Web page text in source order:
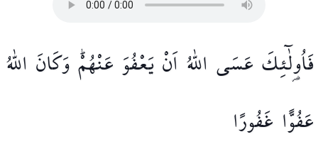
فَاُو۬لٰٓئِكَ عَسَى اللّٰهُاَنْيَعْفُوَ عَنْهُمْۜوَكَانَ اللّٰهُ
عَفُوًّا غَفُورًا